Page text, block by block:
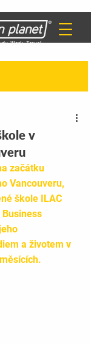
v
začátku
Vancouveru,
škole ILAC
a životem v